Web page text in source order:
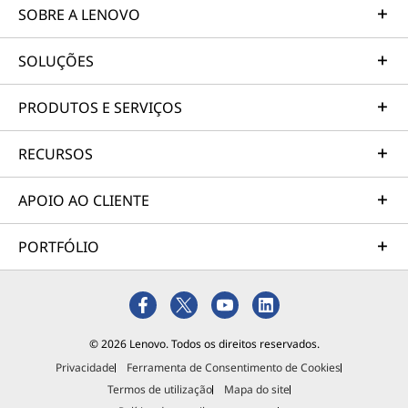
ThinkCentre fiável —
inimaginável
Usamos os padrões MIL-STD 810H do
Departamento de Defesa dos EUA para criar
um equilíbrio entre fiabilidade e durabilidade
nos nossos dispositivos. Cumprindo ou
SOBRE A LENOVO
SOLUÇÕES
PRODUTOS E SERVIÇOS
RECURSOS
APOIO AO CLIENTE
PORTFÓLIO
© 2026 Lenovo. Todos os direitos reservados.
Privacidade
Ferramenta de Consentimento de Cookies
Termos de utilização
Mapa do site